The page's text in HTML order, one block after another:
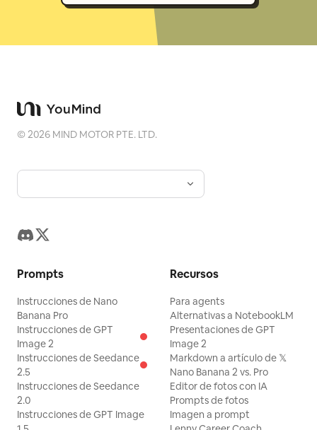
©2026 MIND MOTOR PTE. LTD.
Prompts
Instrucciones de Nano
Banana Pro
Instrucciones de GPT
Image 2
Instrucciones de Seedance
2.5
Instrucciones de Seedance
2.0
Instrucciones de GPT Image
Recursos
Para agents
Alternativas a NotebookLM
Presentaciones de GPT
Image 2
Markdown a artículo de 𝕏
Nano Banana 2 vs. Pro
Editor de fotos con IA
Prompts de fotos
Imagen a prompt